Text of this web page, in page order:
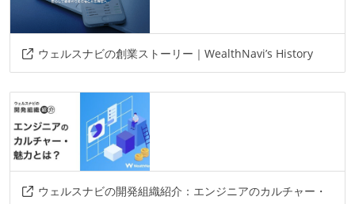
プロジェクト管理
github
bitbucket jira
情報共有ツール
notion
confluence
その他
aws-ecs
figma aws-eks
aws-lambda
ウェルスナビの創業ストーリー｜WealthNavi’s History
ウェルスナビの開発組織紹介：エンジニアのカルチャー・